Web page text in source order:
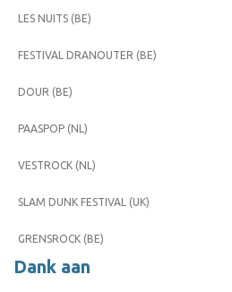
LES NUITS (BE)
FESTIVAL DRANOUTER (BE)
DOUR (BE)
PAASPOP (NL)
VESTROCK (NL)
SLAM DUNK FESTIVAL (UK)
GRENSROCK (BE)
Dank aan